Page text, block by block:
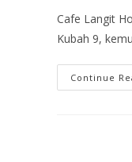
Cafe Langit
Kubah 9,
Continue